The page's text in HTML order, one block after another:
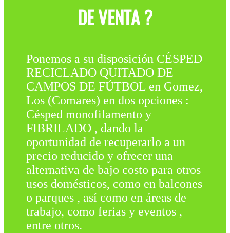
DE VENTA ?
Ponemos a su disposición CÉSPED
RECICLADO QUITADO DE
CAMPOS DE FÚTBOL en Gomez,
Los (Comares) en dos opciones :
Césped monofilamento y
FIBRILADO , dando la
oportunidad de recuperarlo a un
precio reducido y ofrecer una
alternativa de bajo costo para otros
usos domésticos, como en balcones
o parques , así como en áreas de
trabajo, como ferias y eventos ,
entre otros.